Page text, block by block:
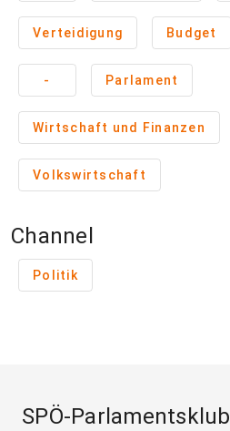
Verteidigung Budget
- Parlament
Wirtschaft und Finanzen
Volkswirtschaft
Channel
Politik
SPÖ-Parlamentsklub